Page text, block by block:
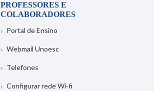
PROFESSORES E
COLABORADORES
Portal de Ensino
Webmail Unoesc
Telefones
Configurar rede Wi-fi